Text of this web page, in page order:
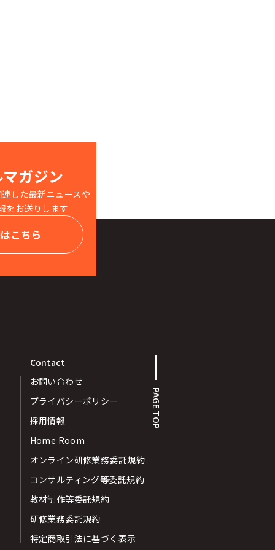
ガジン
した最新ニュースや
をお送りします
こちら
Contact
お問い合わせ
プライバシーポリシー
採用情報
Home Room
オンライン研修業務委託規約
コンサルティング等委託規約
教材制作等委託規約
研修業務委託規約
特定商取引法に基づく表示
PAGE TOP